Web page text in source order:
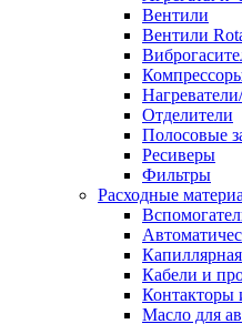
Вентили
Вентили
Отделители
Полосовые
Ресиверы
Фильтры
Расходные
Кабели и
Контакторы
Масло для